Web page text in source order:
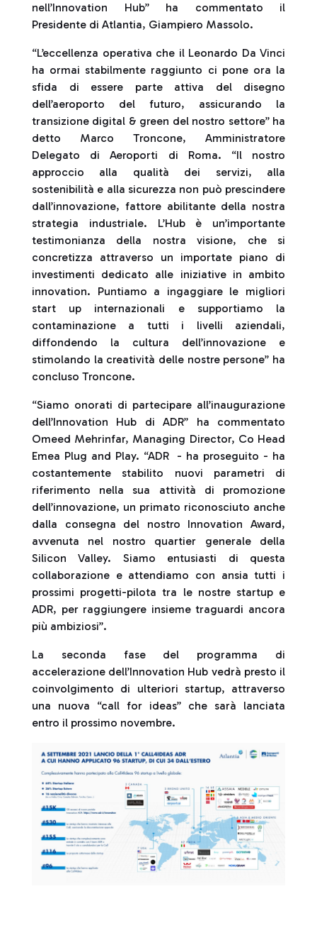
nell’Innovation Hub” ha commentato il
Presidente di Atlantia, Giampiero Massolo.
“L’eccellenza operativa che il Leonardo Da Vinci
ha ormai stabilmente raggiunto ci pone ora la
sfida di essere parte attiva del disegno
dell’aeroporto del futuro, assicurando la
transizione digital & green del nostro settore” ha
detto Marco Troncone, Amministratore
Delegato di Aeroporti di Roma. “Il nostro
approccio alla qualità dei servizi, alla
sostenibilità e alla sicurezza non può prescindere
dall’innovazione, fattore abilitante della nostra
strategia industriale. L’Hub è un’importante
testimonianza della nostra visione, che si
concretizza attraverso un importate piano di
investimenti dedicato alle iniziative in ambito
innovation. Puntiamo a ingaggiare le migliori
start up internazionali e supportiamo la
contaminazione a tutti i livelli aziendali,
diffondendo la cultura dell’innovazione e
stimolando la creatività delle nostre persone” ha
concluso Troncone.
“Siamo onorati di partecipare all’inaugurazione
dell’Innovation Hub di ADR” ha commentato
Omeed Mehrinfar, Managing Director, Co Head
Emea Plug and Play. “ADR - ha proseguito - ha
costantemente stabilito nuovi parametri di
riferimento nella sua attività di promozione
dell’innovazione, un primato riconosciuto anche
dalla consegna del nostro Innovation Award,
avvenuta nel nostro quartier generale della
Silicon Valley. Siamo entusiasti di questa
collaborazione e attendiamo con ansia tutti i
prossimi progetti-pilota tra le nostre startup e
ADR, per raggiungere insieme traguardi ancora
più ambiziosi”.
La seconda fase del programma di
accelerazione dell’Innovation Hub vedrà presto il
coinvolgimento di ulteriori startup, attraverso
una nuova “call for ideas” che sarà lanciata
entro il prossimo novembre.